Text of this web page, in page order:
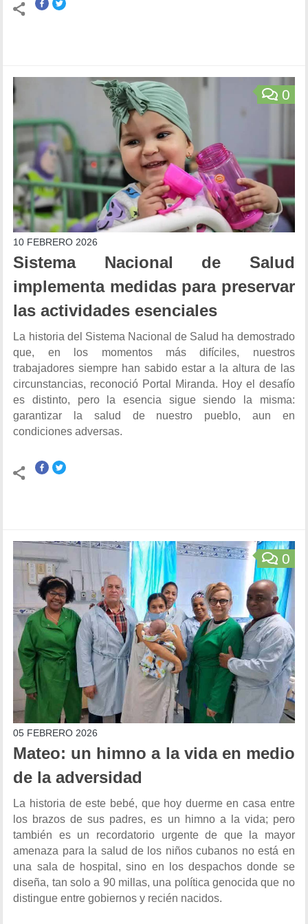
0
10 FEBRERO 2026
Sistema Nacional de Salud
implementa medidas para preservar
las actividades esenciales
La historia del Sistema Nacional de Salud ha demostrado
que, en los momentos más difíciles, nuestros
trabajadores siempre han sabido estar a la altura de las
circunstancias, reconoció Portal Miranda. Hoy el desafío
es distinto, pero la esencia sigue siendo la misma:
garantizar la salud de nuestro pueblo, aun en
condiciones adversas.
0
05 FEBRERO 2026
Mateo: un himno a la vida en medio
de la adversidad
La historia de este bebé, que hoy duerme en casa entre
los brazos de sus padres, es un himno a la vida; pero
también es un recordatorio urgente de que la mayor
amenaza para la salud de los niños cubanos no está en
una sala de hospital, sino en los despachos donde se
diseña, tan solo a 90 millas, una política genocida que no
distingue entre gobiernos y recién nacidos.